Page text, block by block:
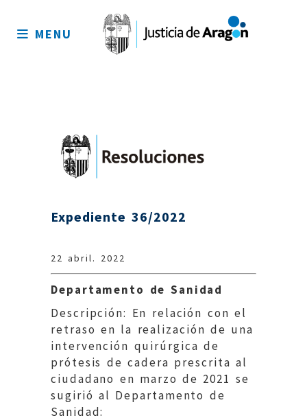
sitio
MENU
Expediente 36/2022
22 abril. 2022
Departamento de Sanidad
Descripción: En relación con el
retraso en la realización de una
intervención quirúrgica de
prótesis de cadera prescrita al
ciudadano en marzo de 2021 se
sugirió al Departamento de
Sanidad: